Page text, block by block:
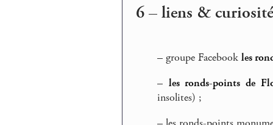
6 – liens &
– groupe Facebook les
– les ronds-points de
insolites) ;